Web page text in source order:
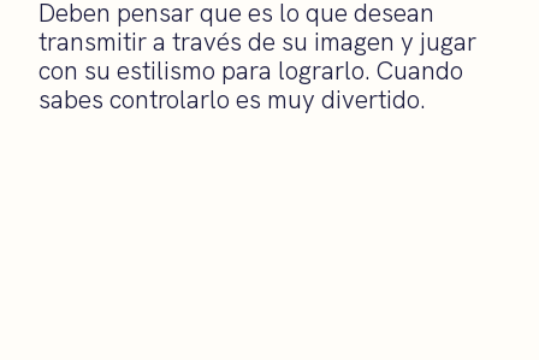
Deben pensar que es lo que desean
transmitir a través de su imagen y jugar
con su estilismo para lograrlo. Cuando
sabes controlarlo es muy divertido.